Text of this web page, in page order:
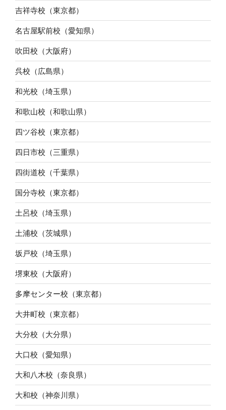
吉祥寺校（東京都）
名古屋駅前校（愛知県）
吹田校（大阪府）
呉校（広島県）
和光校（埼玉県）
和歌山校（和歌山県）
四ツ谷校（東京都）
四日市校（三重県）
四街道校（千葉県）
国分寺校（東京都）
土呂校（埼玉県）
土浦校（茨城県）
坂戸校（埼玉県）
堺東校（大阪府）
多摩センター校（東京都）
大井町校（東京都）
大分校（大分県）
大口校（愛知県）
大和八木校（奈良県）
大和校（神奈川県）